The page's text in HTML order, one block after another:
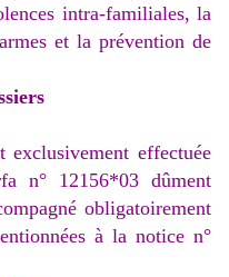
intra-familiales, la
et la prévention de
exclusivement effectuée
n° 12156*03 dûment
obligatoirement
à la notice n°